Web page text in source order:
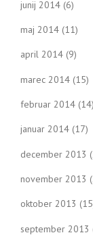
junij 2014 (6)
maj 2014 (11)
april 2014 (9)
marec 2014 (15)
februar 2014 (14)
januar 2014 (17)
december 2013
november 2013
oktober 2013
september 2013